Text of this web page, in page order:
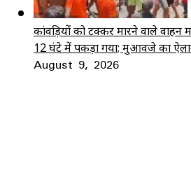
कांवड़ियों को टक्कर मारने वाले
12 घंटे में पकड़ा गया; मुआवजे का
August 9, 2026